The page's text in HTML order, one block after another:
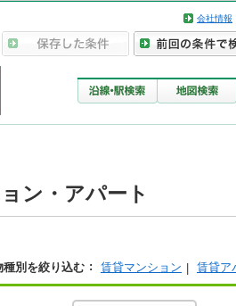
会社情報
ン・アパート
種別を絞り込む 賃貸マンション 賃貸ア